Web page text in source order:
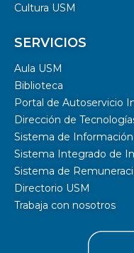
Cultura USM
SERVICIOS
Aula USM
Biblioteca
Portal de Autoservicio
Dirección de
Sistema de
Sistema Integrado de
Sistema de
Directorio USM
Trabaja con nosotros